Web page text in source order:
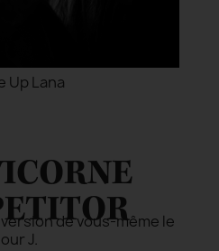
Up Lana
de vous-même le
jour J.